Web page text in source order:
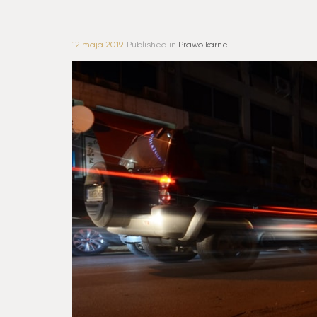
12 maja 2019 Published in Prawo karne